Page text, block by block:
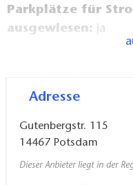
Parkplätze für
ausgewiesen: ja
Entfernung von
Zugangs-/
und e-Roaming RFID-
Adresse
Gutenbergstr. 115
14467 Potsdam
Dieser Anbieter liegt in der